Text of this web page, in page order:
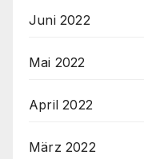
Juni 2022
Mai 2022
April 2022
März 2022